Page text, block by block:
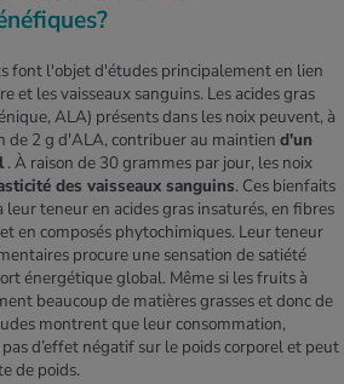
font l'objet d'études principalement en lien
et les vaisseaux sanguins. Les acides gras
ALA) présents dans les noix peuvent, à
de 2 g d'ALA, contribuer au maintien d'un
. À raison de 30 grammes par jour, les noix
des vaisseaux sanguins.​ ​Ces bienfaits
teneur en acides gras insaturés, en fibres
en composés phytochimiques.​ ​Leur teneur
procure une sensation de satiété
énergétique global. Même si les fruits à
beaucoup de matières grasses et donc de
montrent que leur consommation,
pas d’effet négatif sur le poids corporel et peut
de poids.